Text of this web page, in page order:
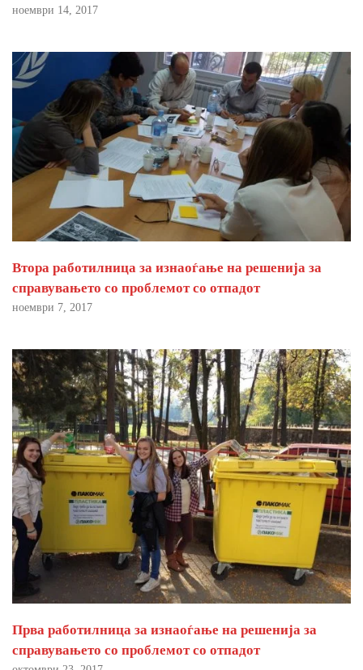
ноември 14, 2017
Втора работилница за изнаоѓање на решенија за
справувањето со проблемот со отпадот
ноември 7, 2017
Прва работилница за изнаоѓање на решенија за
справувањето со проблемот со отпадот